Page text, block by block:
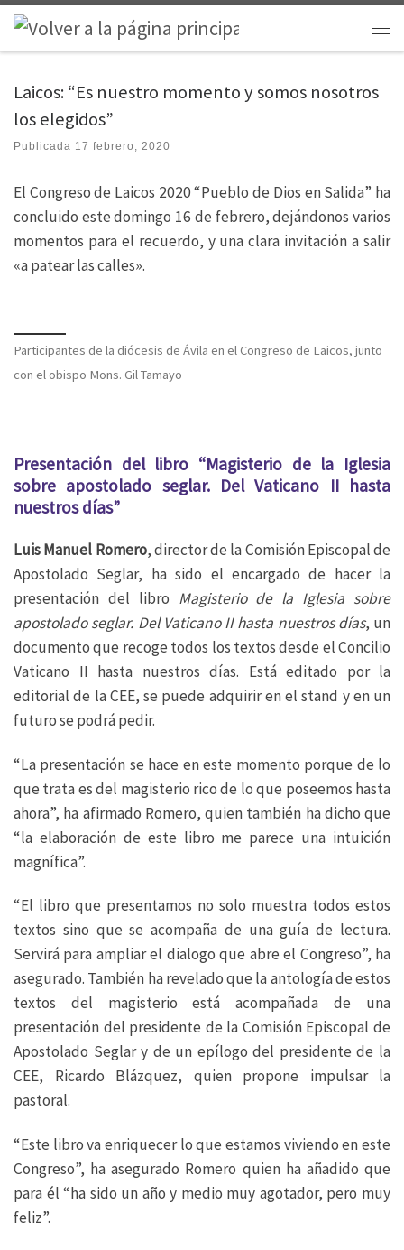
Saltar al contenido
Laicos: “Es nuestro momento y somos nosotros
los elegidos”
Publicada 17 febrero, 2020
El Congreso de Laicos 2020 “Pueblo de Dios en Salida” ha
concluido este domingo 16 de febrero, dejándonos varios
momentos para el recuerdo, y una clara invitación a salir
«a patear las calles».
Participantes de la diócesis de Ávila en el Congreso de Laicos, junto
con el obispo Mons. Gil Tamayo
Presentación del libro “Magisterio de la Iglesia
sobre apostolado seglar. Del Vaticano II hasta
nuestros días”
Luis Manuel Romero, director de la Comisión Episcopal de
Apostolado Seglar, ha sido el encargado de hacer la
presentación del libro Magisterio de la Iglesia sobre
apostolado seglar. Del Vaticano II hasta nuestros días, un
documento que recoge todos los textos desde el Concilio
Vaticano II hasta nuestros días. Está editado por la
editorial de la CEE, se puede adquirir en el stand y en un
futuro se podrá pedir.
“La presentación se hace en este momento porque de lo
que trata es del magisterio rico de lo que poseemos hasta
ahora”, ha afirmado Romero, quien también ha dicho que
“la elaboración de este libro me parece una intuición
magnífica”.
“El libro que presentamos no solo muestra todos estos
textos sino que se acompaña de una guía de lectura.
Servirá para ampliar el dialogo que abre el Congreso”, ha
asegurado. También ha revelado que la antología de estos
textos del magisterio está acompañada de una
presentación del presidente de la Comisión Episcopal de
Apostolado Seglar y de un epílogo del presidente de la
CEE, Ricardo Blázquez, quien propone impulsar la
pastoral.
“Este libro va enriquecer lo que estamos viviendo en este
Congreso”, ha asegurado Romero quien ha añadido que
para él “ha sido un año y medio muy agotador, pero muy
feliz”.